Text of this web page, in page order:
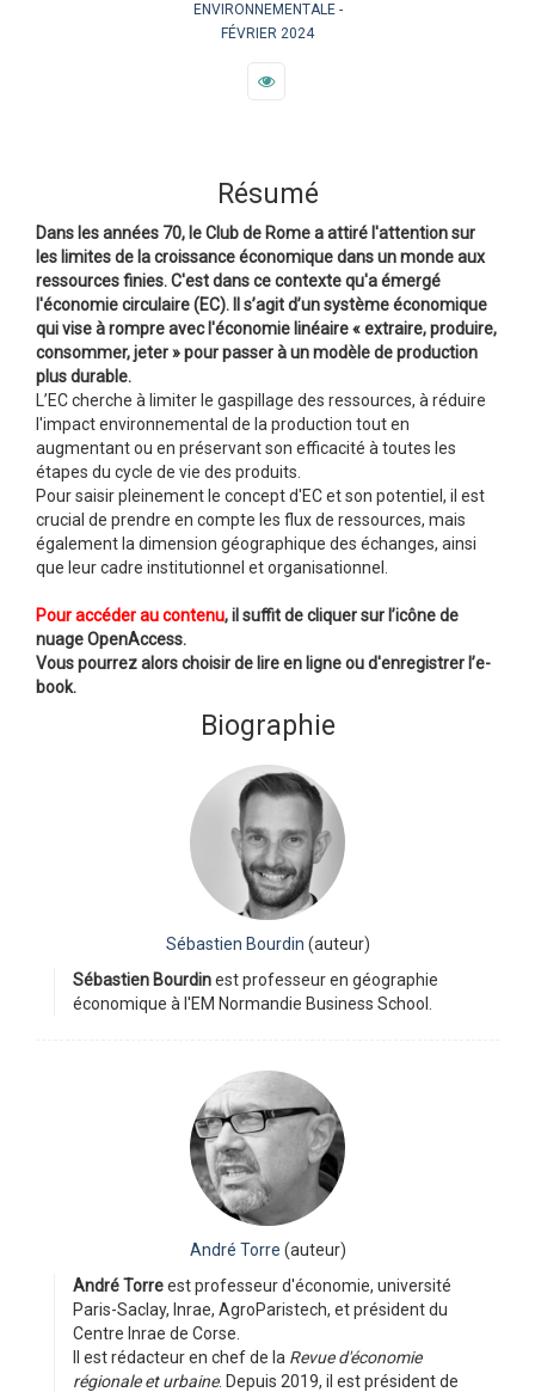
ENVIRONNEMENTALE
FÉVRIER 2024
Résumé
Dans les années 70, le Club de Rome a attiré l'attention sur
les limites de la croissance économique dans un monde aux
ressources finies. C'est dans ce contexte qu'a émergé
l'économie circulaire (EC). Il s’agit d’un système économique
qui vise à rompre avec l'économie linéaire « extraire, produire,
consommer, jeter » pour passer à un modèle de production
plus durable.
L’EC cherche à limiter le gaspillage des ressources, à réduire
l'impact environnemental de la production tout en
augmentant ou en préservant son efficacité à toutes les
étapes du cycle de vie des produits.
Pour saisir pleinement le concept d'EC et son potentiel, il est
crucial de prendre en compte les flux de ressources, mais
également la dimension géographique des échanges, ainsi
que leur cadre institutionnel et organisationnel.
Pour accéder au contenu, il suffit de cliquer sur l’icône de
nuage OpenAccess.
Vous pourrez alors choisir de lire en ligne ou d'enregistrer l’e-
book.
Biographie
Sébastien Bourdin (auteur)
Sébastien Bourdinest professeur en géographie
économique à l'EM Normandie Business School.
André Torre (auteur)
André Torreest professeur d'économie, université
Paris-Saclay, Inrae, AgroParistech, et président du
Centre Inrae de Corse.
Il est rédacteur en chef de la Revue d'économie
régionale et urbaine. Depuis 2019, il est président de